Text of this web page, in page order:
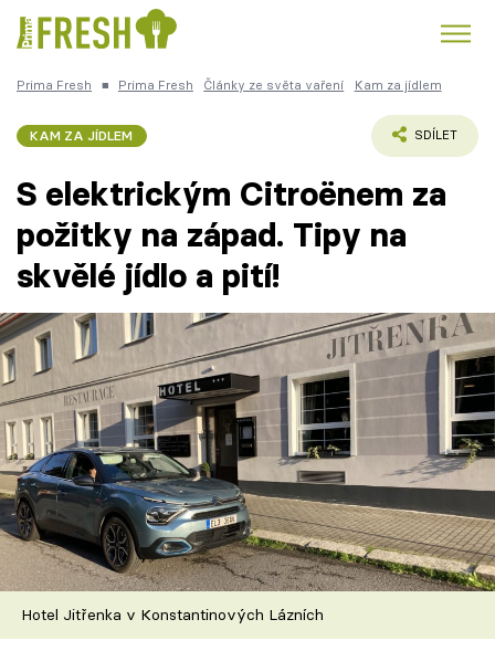
Česká kuchyně
Témata
Recepty
Články
TV Program
Škola vaření
Recepty z TV
Speciál: Cuketa
Prima Fresh ■ Prima Fresh Články ze světa vaření Kam za jídlem
KAM ZA JÍDLEM SDÍLET
S elektrickým Citroënem za
požitky na západ. Tipy na
skvělé jídlo a pití!
Hotel Jitřenka v Konstantinových Lázních